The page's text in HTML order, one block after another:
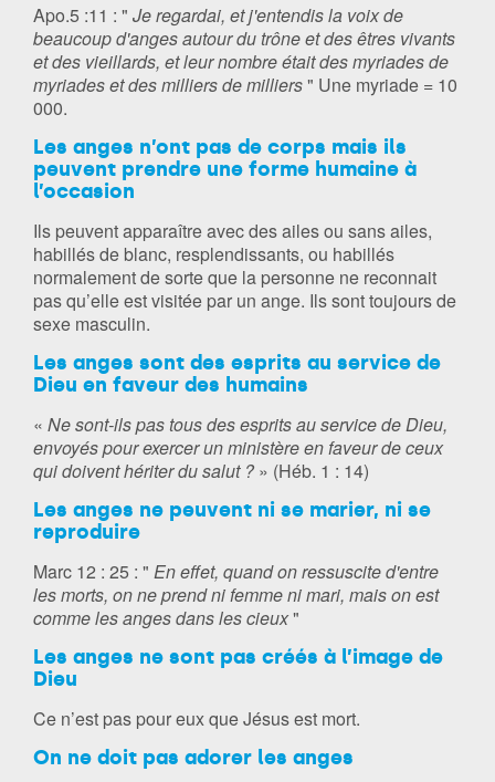
Apo.5 :11 : " Je regardai, et j'entendis la voix de
beaucoup d'anges autour du trône et des êtres vivants
et des vieillards, et leur nombre était des myriades de
myriades et des milliers de milliers" Une myriade = 10
000.
Les anges n’ont pas de corps mais ils
peuvent prendre une forme humaine à
l’occasion
Ils peuvent apparaître avec des ailes ou sans ailes,
habillés de blanc, resplendissants, ou habillés
normalement de sorte que la personne ne reconnait
pas qu’elle est visitée par un ange. Ils sont toujours de
sexe masculin.
Les anges sont des esprits au service de
Dieu en faveur des humains
« Ne sont-ils pas tous des esprits au service de Dieu,
envoyés pour exercer un ministère en faveur de ceux
qui doivent hériter du salut ? » (Héb. 1 : 14)
Les anges ne peuvent ni se marier, ni se
reproduire
Marc 12 : 25 : " En effet, quand on ressuscite d'entre
les morts, on ne prend ni femme ni mari, mais on est
comme les anges dans les cieux"
Les anges ne sont pas créés à l’image de
Dieu
Ce n’est pas pour eux que Jésus est mort.
On ne doit pas adorer les anges